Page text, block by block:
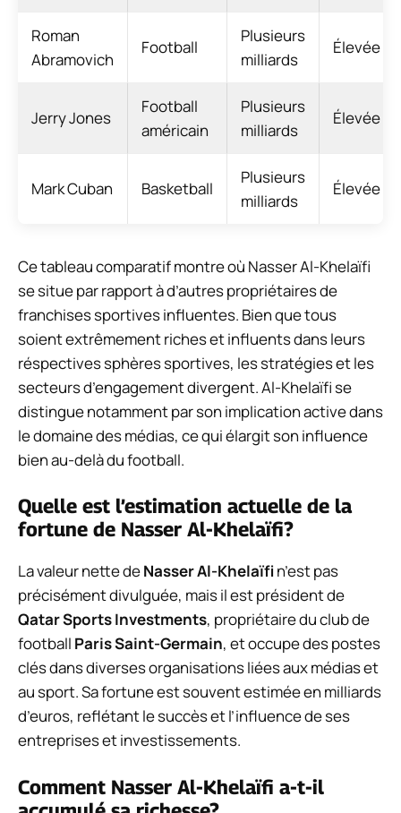
Roman
Abramovich
Football
Plusieurs
milliards
Élevée
Jerry Jones
Football
américain
Plusieurs
milliards
Élevée
Mark Cuban Basketball
Plusieurs
milliards
Élevée
Ce tableau comparatif montre où Nasser Al-Khelaïfi
se situe par rapport à d’autres propriétaires de
franchises sportives influentes. Bien que tous
soient extrêmement riches et influents dans leurs
réspectives sphères sportives, les stratégies et les
secteurs d’engagement divergent. Al-Khelaïfi se
distingue notamment par son implication active dans
le domaine des médias, ce qui élargit son influence
bien au-delà du football.
Quelle est l’estimation actuelle de la
fortune de Nasser Al-Khelaïfi?
La valeur nette deNasser Al-Khelaïfi n’est pas
précisément divulguée, mais il est président de
Qatar Sports Investments, propriétaire du club de
football Paris Saint-Germain, et occupe des postes
clés dans diverses organisations liées aux médias et
au sport. Sa fortune est souvent estimée en milliards
d’euros, reflétant le succès et l’influence de ses
entreprises et investissements.
Comment Nasser Al-Khelaïfi a-t-il